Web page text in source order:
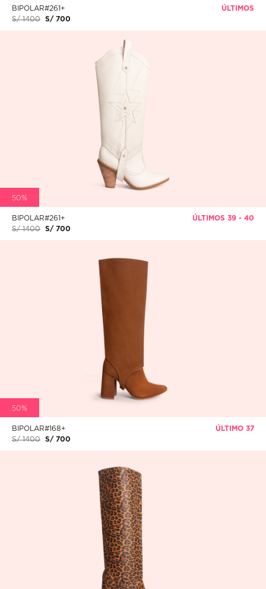
BIPOLAR#261+
S/ 1400
S/ 700
ÚLTIMOS
50%
BIPOLAR#261+
S/ 1400
S/ 700
ÚLTIMOS 39 - 40
50%
BIPOLAR#168+
S/ 1400
S/ 700
ÚLTIMO 37